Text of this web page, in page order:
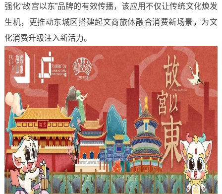
强化“故宫以东”品牌的有效传播，该应用不仅让传统文化焕发
生机，更推动东城区搭建起文商旅体融合消费新场景，为文
化消费升级注入新活力。